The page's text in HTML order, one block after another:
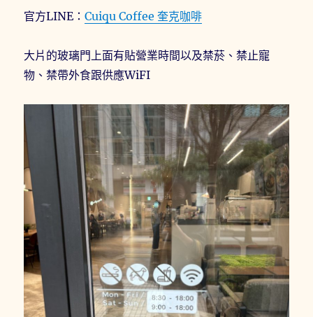
官方LINE：Cuiqu Coffee 奎克咖啡
大片的玻璃門上面有貼營業時間以及禁菸、禁止寵
物、禁帶外食跟供應WiFI